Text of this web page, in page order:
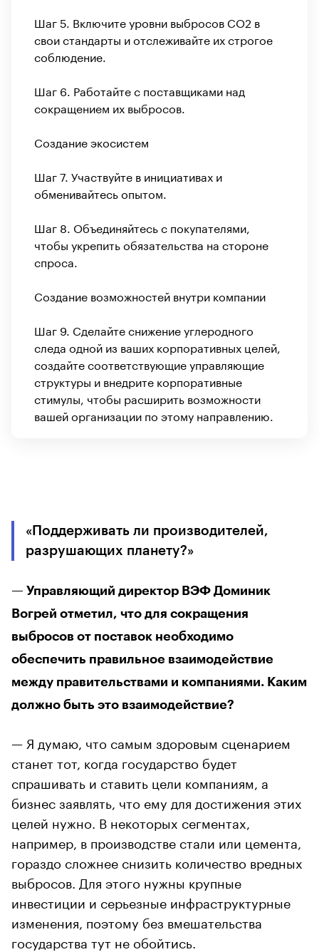
Шаг 5. Включите уровни выбросов CO2 в
свои стандарты и отслеживайте их строгое
соблюдение.
Шаг 6. Работайте с поставщиками над
сокращением их выбросов.
Создание экосистем
Шаг 7. Участвуйте в инициативах и
обменивайтесь опытом.
Шаг 8. Объединяйтесь с покупателями,
чтобы укрепить обязательства на стороне
спроса.
Создание возможностей внутри компании
Шаг 9. Сделайте снижение углеродного
следа одной из ваших корпоративных целей,
создайте соответствующие управляющие
структуры и внедрите корпоративные
стимулы, чтобы расширить возможности
вашей организации по этому направлению.
«Поддерживать ли производителей,
разрушающих планету?»
— Управляющий директор ВЭФ Доминик
Вогрей отметил, что для сокращения
выбросов от поставок необходимо
обеспечить правильное взаимодействие
между правительствами и компаниями. Каким
должно быть это взаимодействие?
— Я думаю, что самым здоровым сценарием
станет тот, когда государство будет
спрашивать и ставить цели компаниям, а
бизнес заявлять, что ему для достижения этих
целей нужно. В некоторых сегментах,
например, в производстве стали или цемента,
гораздо сложнее снизить количество вредных
выбросов. Для этого нужны крупные
инвестиции и серьезные инфраструктурные
изменения, поэтому без вмешательства
государства тут не обойтись.